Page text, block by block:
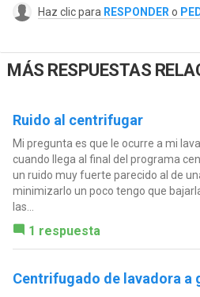
Haz clic para RESPONDER o
MÁS RESPUESTAS
Ruido al centrifugar
Mi pregunta es que le ocurre a mi
cuando llega al final del programa
un ruido muy fuerte parecido al de
minimizarlo un poco tengo que
las...
1 respuesta
Centrifugado de lavadora a